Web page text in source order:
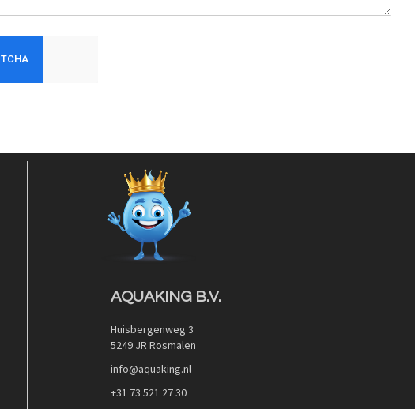
AQUAKING B.V.
Huisbergenweg 3
5249 JR Rosmalen
info@aquaking.nl
+31 73 521 27 30